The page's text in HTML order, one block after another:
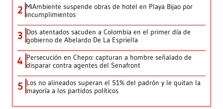
2 MiAmbiente suspende obras de hotel en Playa Bijao por
incumplimientos
3 Dos atentados sacuden a Colombia en el primer día de
gobierno de Abelardo De La Espriella
4 Persecución en Chepo: capturan a hombre señalado de
disparar contra agentes del Senafront
5 Los no alineados superan el 51% del padrón y le quitan la
mayoría a los partidos políticos